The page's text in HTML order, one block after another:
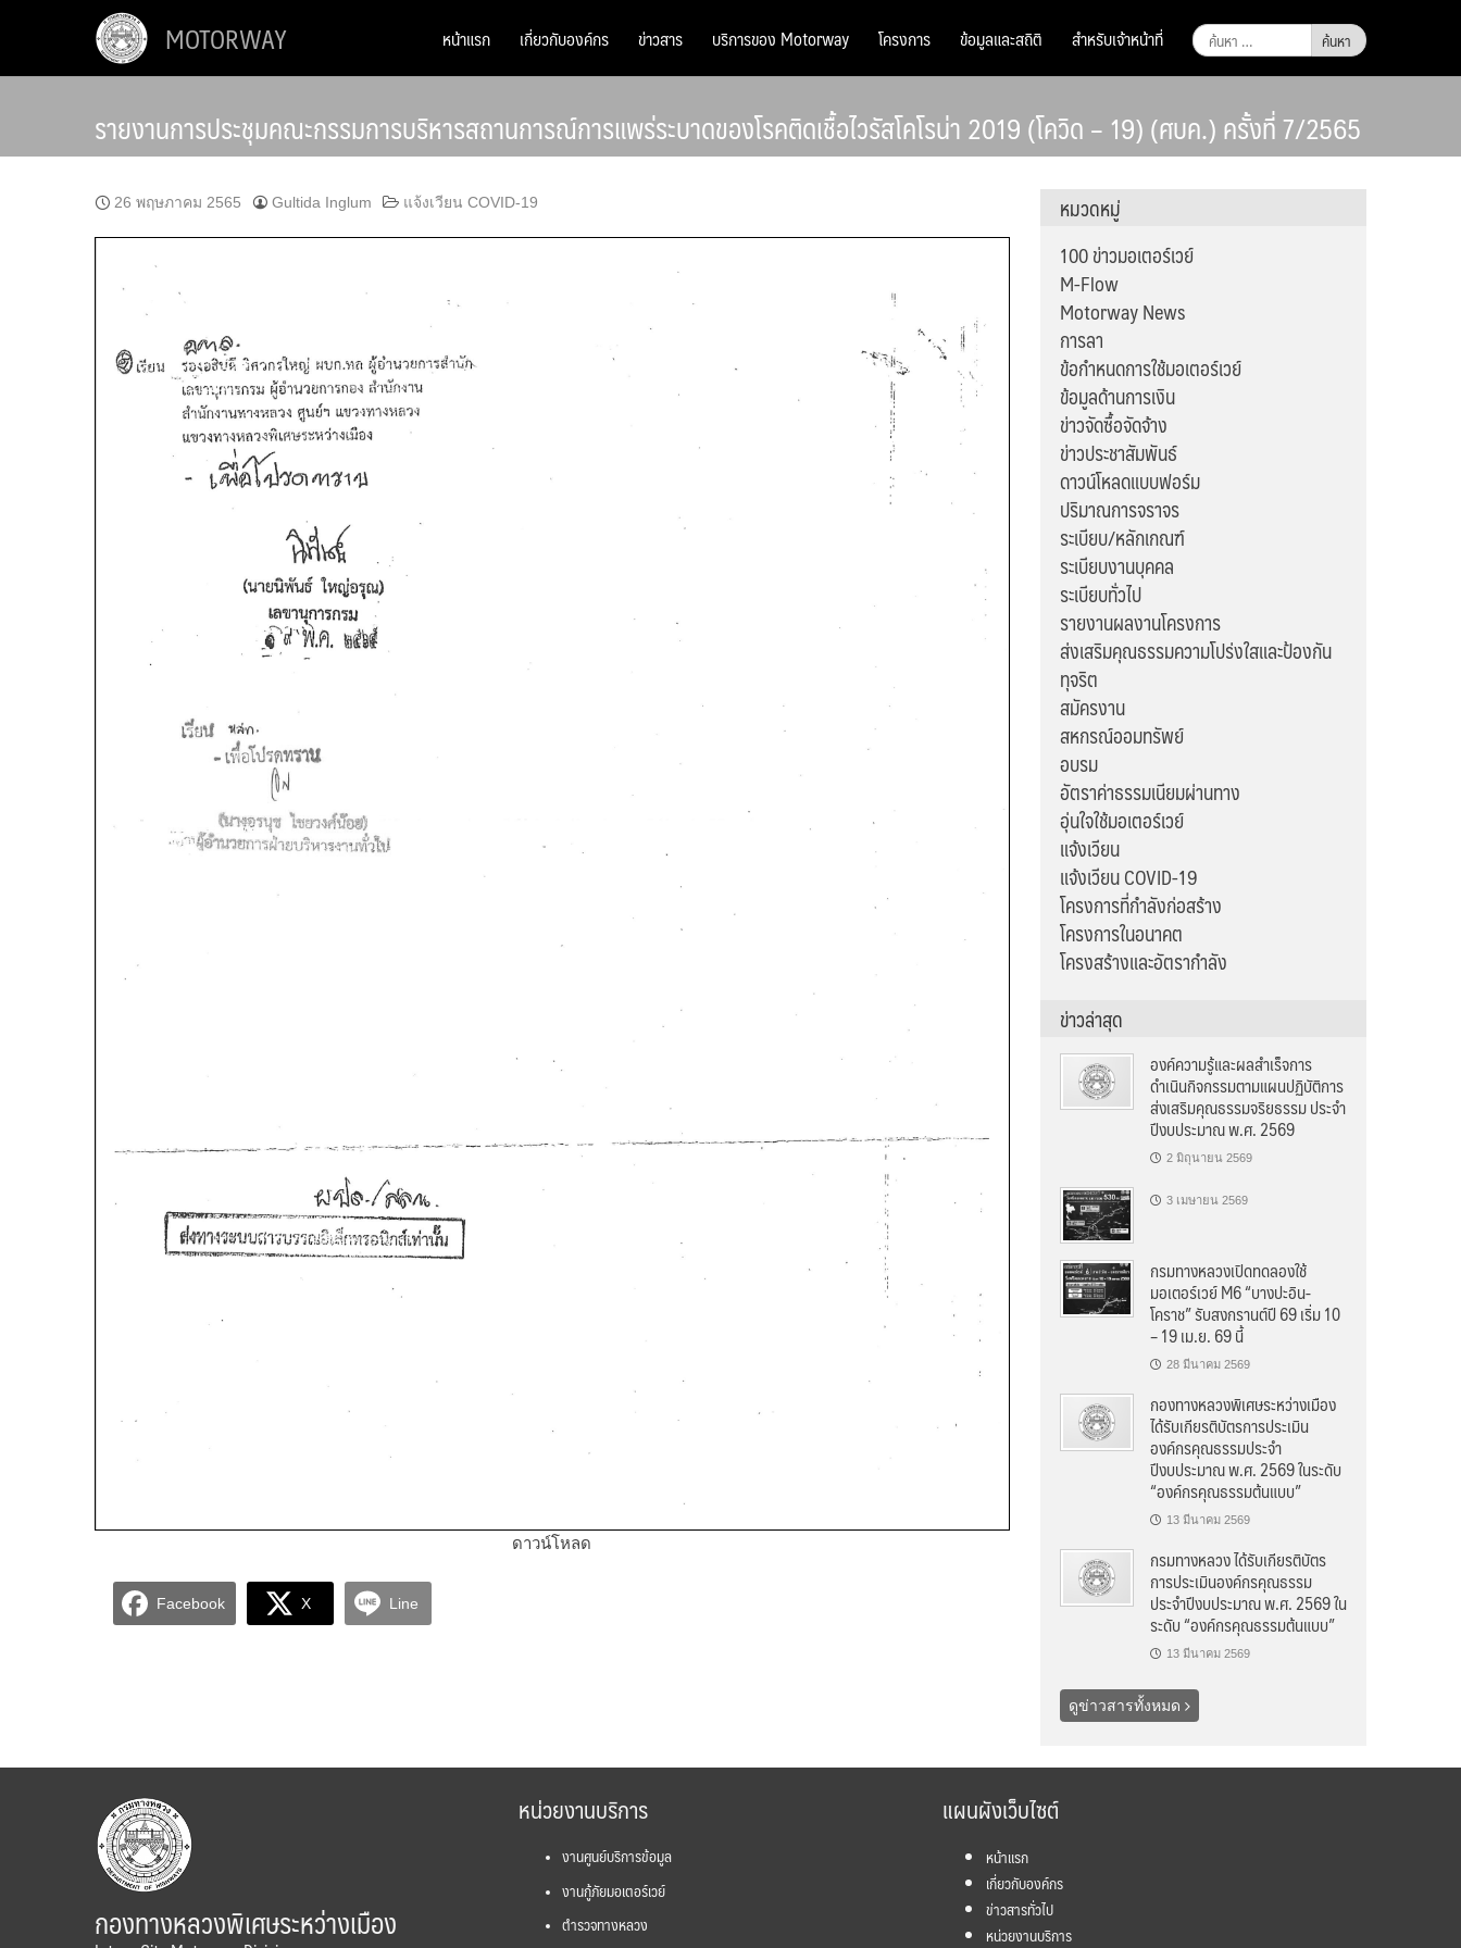
MOTORWAY
ค้นหา
สำหรับ:
หน้าแรก เกี่ยวกับองค์กร ข่าวสาร บริการของ Motorway โครงการ ข้อมูลและสถิติ สำหรับเจ้าหน้าที่
รายงานการประชุมคณะกรรมการบริหารสถานการณ์การแพร่ระบาดของโรคติดเชื้อไวรัสโคโรน่า 2019 (โควิด – 19) (ศบค.) ครั้งที่ 7/2565
26 พฤษภาคม 2565 Gultida Inglum แจ้งเวียน COVID-19
ดาวน์โหลด
Facebook X Line
หมวดหมู่
100 ข่าวมอเตอร์เวย์
M-Flow
Motorway News
การลา
ข้อกำหนดการใช้มอเตอร์เวย์
ข้อมูลด้านการเงิน
ข่าวจัดซื้อจัดจ้าง
ข่าวประชาสัมพันธ์
ดาวน์โหลดแบบฟอร์ม
ปริมาณการจราจร
ระเบียบ/หลักเกณฑ์
ระเบียบงานบุคคล
ระเบียบทั่วไป
รายงานผลงานโครงการ
ส่งเสริมคุณธรรมความโปร่งใสและป้องกัน
ทุจริต
สมัครงาน
สหกรณ์ออมทรัพย์
อบรม
อัตราค่าธรรมเนียมผ่านทาง
อุ่นใจใช้มอเตอร์เวย์
แจ้งเวียน
แจ้งเวียน COVID-19
โครงการที่กำลังก่อสร้าง
โครงการในอนาคต
โครงสร้างและอัตรากำลัง
ข่าวล่าสุด
องค์ความรู้และผลสำเร็จการ
ดำเนินกิจกรรมตามแผนปฏิบัติการ
ส่งเสริมคุณธรรมจริยธรรม ประจำ
ปีงบประมาณ พ.ศ. 2569
2 มิถุนายน 2569
3 เมษายน 2569
กรมทางหลวงเปิดทดลองใช้
มอเตอร์เวย์ M6 “บางปะอิน-
โคราช” รับสงกรานต์ปี 69 เริ่ม 10
– 19 เม.ย. 69 นี้
28 มีนาคม 2569
กองทางหลวงพิเศษระหว่างเมือง
ได้รับเกียรติบัตรการประเมิน
องค์กรคุณธรรมประจำ
ปีงบประมาณ พ.ศ. 2569 ในระดับ
“องค์กรคุณธรรมต้นแบบ”
13 มีนาคม 2569
กรมทางหลวง ได้รับเกียรติบัตร
การประเมินองค์กรคุณธรรม
ประจำปีงบประมาณ พ.ศ. 2569 ใน
ระดับ “องค์กรคุณธรรมต้นแบบ”
13 มีนาคม 2569
ดูข่าวสารทั้งหมด
กองทางหลวงพิเศษระหว่างเมือง
หน่วยงานบริการ
งานศูนย์บริการข้อมูล
งานกู้ภัยมอเตอร์เวย์
ตำรวจทางหลวง
แผนผังเว็บไซต์
หน้าแรก
เกี่ยวกับองค์กร
ข่าวสารทั่วไป
หน่วยงานบริการ